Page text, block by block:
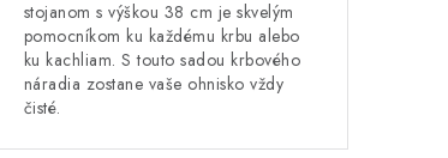
stojanom s výškou 38 cm je skvelým
pomocníkom ku každému krbu alebo
ku kachliam. S touto sadou krbového
náradia zostane vaše ohnisko vždy
čisté.